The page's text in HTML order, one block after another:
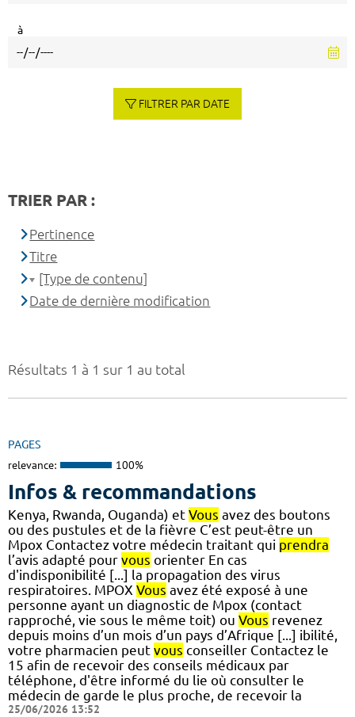
Résultats 1 à 1 sur 1 au total
PAGES
relevance: 100%
Infos & recommandations
Kenya, Rwanda, Ouganda) et Vous avez des boutons
ou des pustules et de la fièvre C’est peut-être un
Mpox Contactez votre médecin traitant qui prendra
l’avis adapté pour vous orienter En cas
d'indisponibilité [...] la propagation des virus
respiratoires. MPOX Vous avez été exposé à une
personne ayant un diagnostic de Mpox (contact
rapproché, vie sous le même toit) ou Vous revenez
depuis moins d’un mois d’un pays d’Afrique [...] ibilité,
votre pharmacien peut vous conseiller Contactez le
15 afin de recevoir des conseils médicaux par
téléphone, d'être informé du lie où consulter le
médecin de garde le plus proche, de recevoir la
25/06/2026 13:52
à
FILTRER PAR DATE
TRIER PAR :
Pertinence
Titre
[Type de contenu]
Date de dernière modification